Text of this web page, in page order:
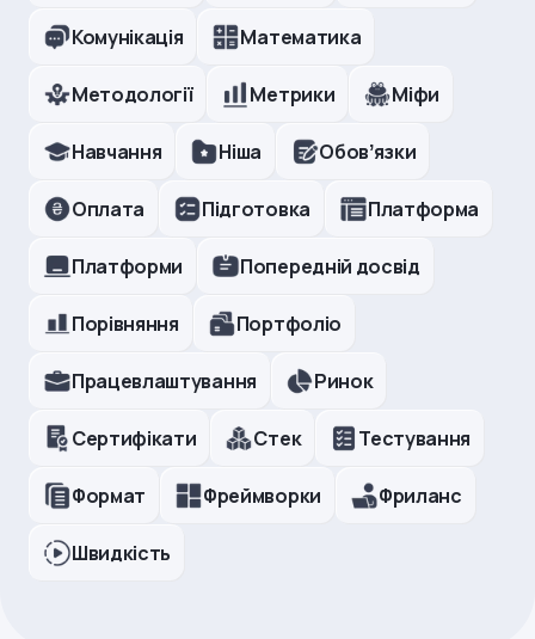
Комунікація Математика
Методології Метрики Міфи
Навчання Ніша Обовʼязки
Оплата Підготовка Платформа
Платформи Попередній досвід
Порівняння Портфоліо
Працевлаштування Ринок
Сертифікати Стек Тестування
Формат Фреймворки Фриланс
Швидкість